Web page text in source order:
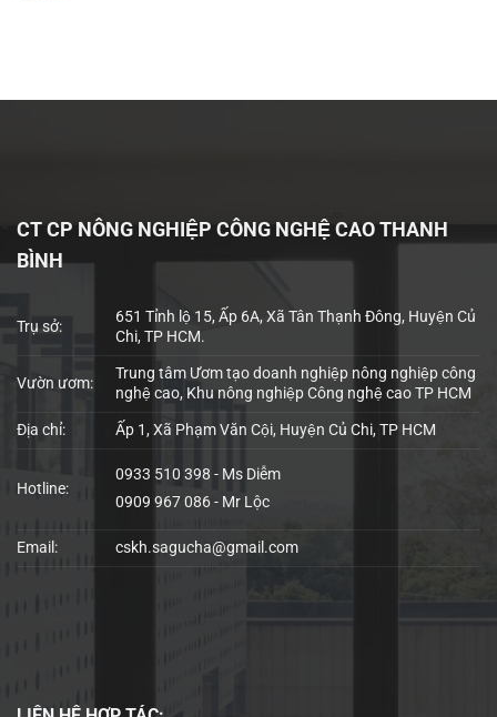
CT CP NÔNG NGHIỆP CÔNG NGHỆ CAO THANH
BÌNH
Trụ sở:
651 Tỉnh lộ 15, Ấp 6A, Xã Tân Thạnh Đông, Huyện Củ
Chi, TP HCM.
Vườn ươm:
Trung tâm Ươm tạo doanh nghiệp nông nghiệp công
nghệ cao, Khu nông nghiệp Công nghệ cao TP HCM
Địa chỉ: Ấp 1, Xã Phạm Văn Cội, Huyện Củ Chi, TP HCM
Hotline:
0933 510 398 - Ms Diễm
0909 967 086 - Mr Lộc
Email: cskh.sagucha@gmail.com